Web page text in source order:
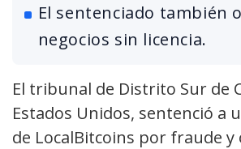
El sentenciado también
negocios sin licencia.
El tribunal de Distrito Sur de
Estados Unidos, sentenció a
de LocalBitcoins por fraude